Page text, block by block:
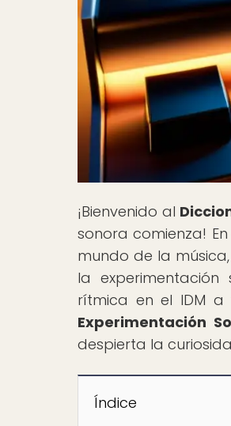
¡Bienvenido al
sonora comienza!
mundo de la
la
rítmica en el IDM
Experimentación
despierta la
Índice